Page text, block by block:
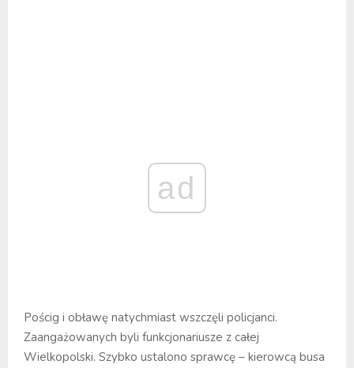
ad
Pościg i obławę natychmiast wszczęli policjanci.
Zaangażowanych byli funkcjonariusze z całej
Wielkopolski. Szybko ustalono sprawcę – kierowcą busa